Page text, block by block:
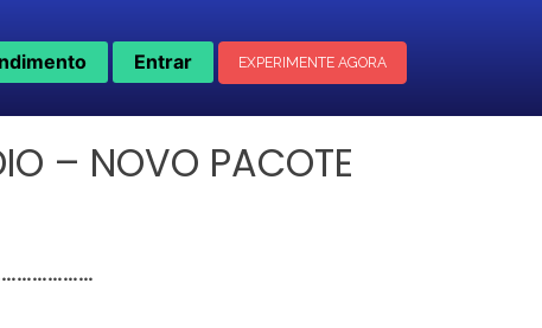
Entrar EXPERIMENTE AGORA
– NOVO PACOTE